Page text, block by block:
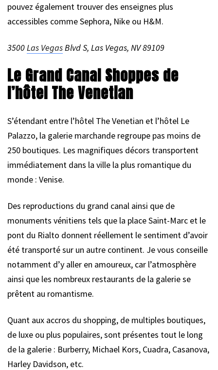
pouvez également trouver des enseignes plus
accessibles comme Sephora, Nike ou H&M.
3500Las VegasBlvd S, Las Vegas, NV 89109
Le Grand Canal Shoppes de
l’hôtel The Venetian
S’étendant entre l’hôtel The Venetian et l’hôtel Le
Palazzo, la galerie marchande regroupe pas moins de
250 boutiques. Les magnifiques décors transportent
immédiatement dans la ville la plus romantique du
monde : Venise.
Des reproductions du grand canal ainsi que de
monuments vénitiens tels que la place Saint-Marc et le
pont du Rialto donnent réellement le sentiment d’avoir
été transporté sur un autre continent. Je vous conseille
notamment d’y aller en amoureux, car l’atmosphère
ainsi que les nombreux restaurants de la galerie se
prêtent au romantisme.
Quant aux accros du shopping, de multiples boutiques,
de luxe ou plus populaires, sont présentes tout le long
de la galerie : Burberry, Michael Kors, Cuadra, Casanova,
Harley Davidson, etc.